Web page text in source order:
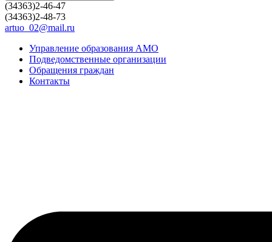
(34363)2-46-47
(34363)2-48-73
artuo_02@mail.ru
Управление образования АМО
Подведомственные организации
Обращения граждан
Контакты